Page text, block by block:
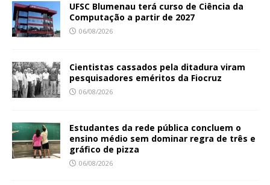
UFSC Blumenau terá curso de Ciência da
Computação a partir de 2027
06/08/2026
Cientistas cassados pela ditadura viram
pesquisadores eméritos da Fiocruz
06/08/2026
Estudantes da rede pública concluem o
ensino médio sem dominar regra de três e
gráfico de pizza
06/08/2026